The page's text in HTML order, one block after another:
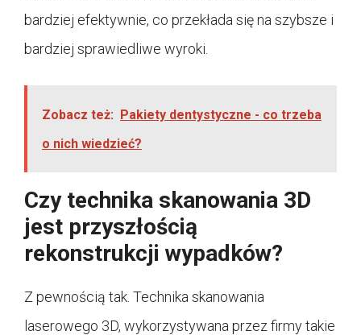
bardziej efektywnie, co przekłada się na szybsze i
bardziej sprawiedliwe wyroki.
Zobacz też: Pakiety dentystyczne - co trzeba
o nich wiedzieć?
Czy technika skanowania 3D
jest przyszłością
rekonstrukcji wypadków?
Z pewnością tak. Technika skanowania
laserowego 3D, wykorzystywana przez firmy takie